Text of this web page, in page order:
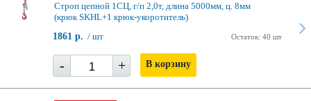
Строп цепной 1СЦ, г/п 2,0т, длина 5000мм, ц. 8мм
(крюк SKHL+1 крюк-укоротитель)
Остаток: 40 шт
1861 р. / шт
- + В корзину